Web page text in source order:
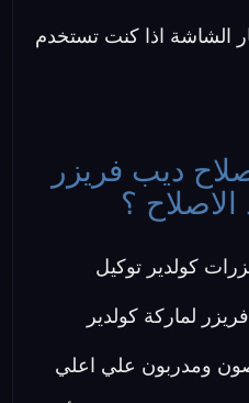
الشاشة اذا كنت تستخدم
ديب فريزر
؟
كولدير توكيل
لماركة كولدير
ومدربون علي اعلي